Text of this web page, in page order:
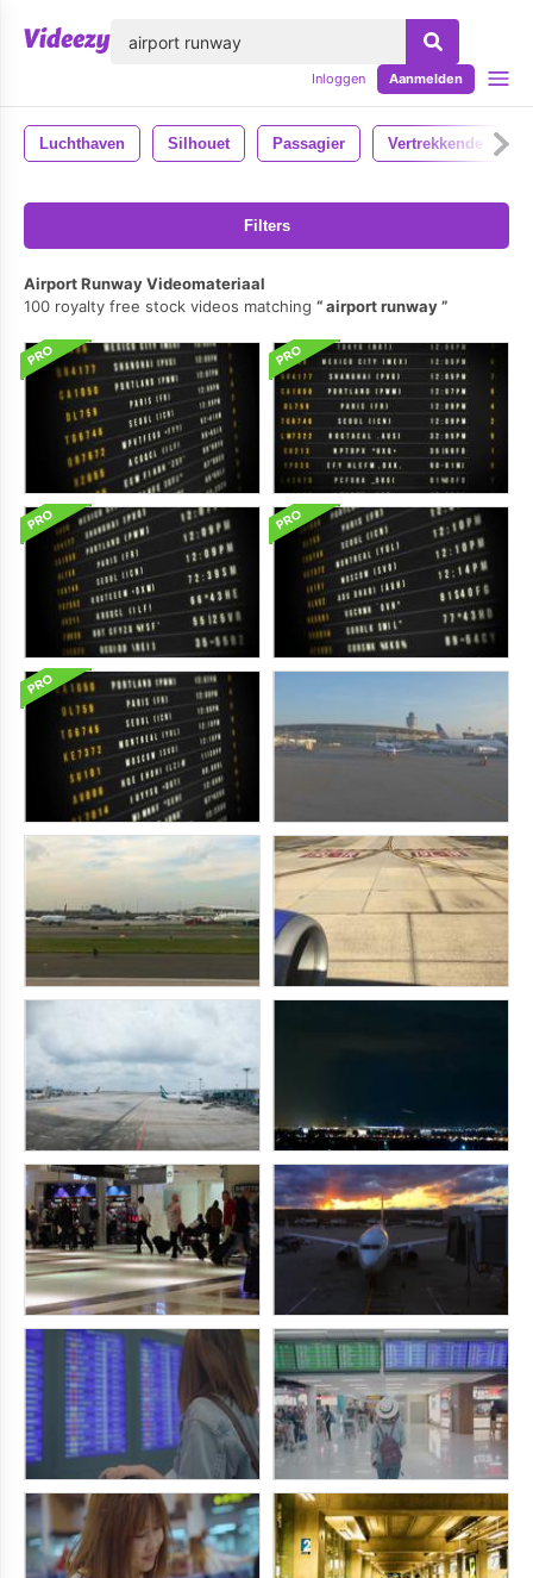
Inloggen Aanmelden
Luchthaven Silhouet Passagier Vertrekkende
Filters
Airport Runway Videomateriaal
100 royalty free stock videos matching
airport runway